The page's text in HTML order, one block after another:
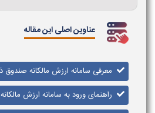
عناوین اصلی این مقاله
معرفی سامانه ارزش مالکانه صندوق
راهنمای ورود به سامانه ارزش